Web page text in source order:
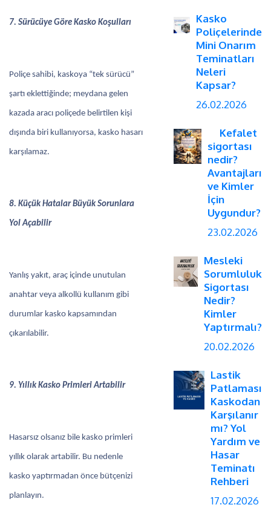
7. Sürücüye Göre Kasko Koşulları
Poliçe sahibi, kaskoya “tek sürücü”
şartı eklettiğinde; meydana gelen
kazada aracı poliçede belirtilen kişi
dışında biri kullanıyorsa, kasko hasarı
karşılamaz.
8. Küçük Hatalar Büyük Sorunlara
Yol Açabilir
Yanlış yakıt, araç içinde unutulan
anahtar veya alkollü kullanım gibi
durumlar kasko kapsamından
çıkarılabilir.
9. Yıllık Kasko Primleri Artabilir
Hasarsız olsanız bile kasko primleri
yıllık olarak artabilir. Bu nedenle
kasko yaptırmadan önce bütçenizi
planlayın.
Kasko
Poliçelerinde
Mini Onarım
Teminatları
Neleri
Kapsar?
26.02.2026
Kefalet
sigortası
nedir?
Avantajları
ve Kimler
İçin
Uygundur?
23.02.2026
Mesleki
Sorumluluk
Sigortası
Nedir?
Kimler
Yaptırmalı?
20.02.2026
Lastik
Patlaması
Kaskodan
Karşılanır
mı? Yol
Yardım ve
Hasar
Teminatı
Rehberi
17.02.2026